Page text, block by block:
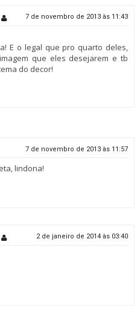
7 de novembro de 2013 às 11:43
E o legal que pro quarto deles,
que eles desejarem e tb
do decor!
7 de novembro de 2013 às 11:57
lindona!
2 de janeiro de 2014 às 03:40